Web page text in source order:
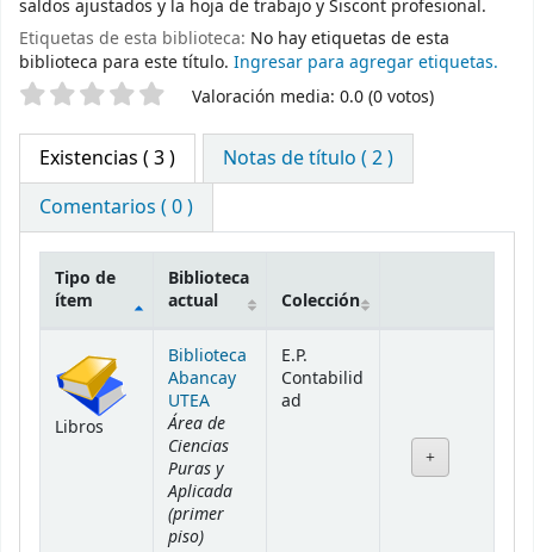
saldos ajustados y la hoja de trabajo y Siscont profesional.
Etiquetas de esta biblioteca: No hay etiquetas de esta
biblioteca para este título. Ingresar para agregar etiquetas.
Valoración Valoración media: 0.0 (0 votos)
Existencias ( 3 )
Notas de título ( 2 )
Comentarios ( 0 )
Tipo de
ítem
Biblioteca
actual
Colección
Libros
Biblioteca
Abancay
UTEA
Área de
Ciencias
Puras y
Aplicada
(primer
piso)
E.P.
Contabilid
ad